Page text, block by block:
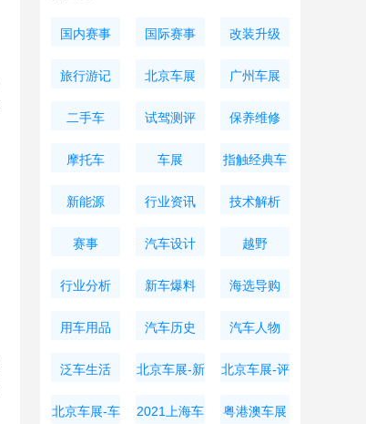
国内赛事 国际赛事 改装升级
旅行游记 北京车展 广州车展
二手车 试驾测评 保养维修
摩托车 车展 指触经典车
新能源 行业资讯 技术解析
赛事 汽车设计 越野
行业分析 新车爆料 海选导购
用车用品 汽车历史 汽车人物
泛车生活 北京车展-新
车资讯
北京车展-评
测导购
北京车展-车 2021上海车 粤港澳车展